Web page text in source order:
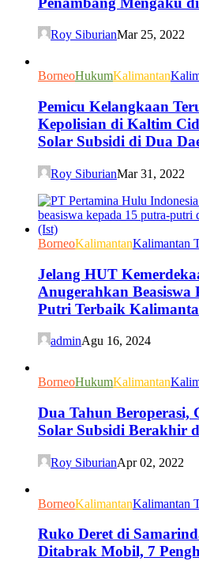
Roy SiburianMar 25, 2022
BorneoHukumKalimantan
Pemicu Kelangkaan
Kepolisian di Kaltim
Solar Subsidi di Dua
Roy SiburianMar 31, 2022
BorneoKalimantanKalimantan
Jelang HUT
Anugerahkan Beasiswa
Putri Terbaik
adminAgu 16, 2024
BorneoHukumKalimantan
Dua Tahun Beroperasi,
Solar Subsidi Berakhir
Roy SiburianApr 02, 2022
BorneoKalimantanKalimantan
Ruko Deret di
Ditabrak Mobil, 7